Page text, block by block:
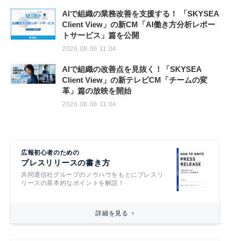
AIで組織の業務改善を支援する！ 「SKYSEA
Client View」の新CM「AI働き方分析レポー
トサービス」篇を公開
2026.08.06 11:04
AIで組織の改善点を見抜く！「SKYSEA
Client View」の新テレビCM「チームの変
革」篇の放映を開始
2026.08.06 11:04
広報初心者のための
プレスリリースの書き方
共同通信社グループのノウハウをもとにプレスリ
リースの基本的なポイントを解説！
詳細を見る